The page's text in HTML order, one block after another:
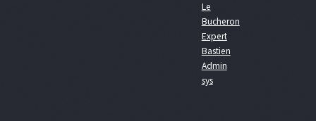
Le
Bucheron
Expert
Bastien
Admin
sys